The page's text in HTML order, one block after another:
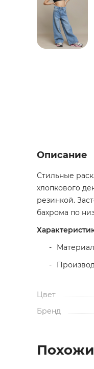
Описание
Стильные
хлопкового
резинкой.
бахрома по
Цвет
Бренд